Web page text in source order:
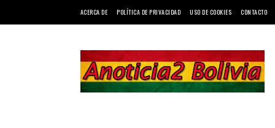
ACERCA DE POLÍTICA DE PRIVACIDAD USO DE COOKIES CONTACTO